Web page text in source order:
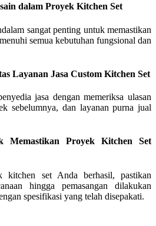
dalam Proyek Kitchen Set
sangat penting untuk memastikan
semua kebutuhan fungsional dan
Layanan Jasa Custom Kitchen Set
jasa dengan memeriksa ulasan
sebelumnya, dan layanan purna jual
Memastikan Proyek Kitchen Set
kitchen set Anda berhasil, pastikan
hingga pemasangan dilakukan
spesifikasi yang telah disepakati.